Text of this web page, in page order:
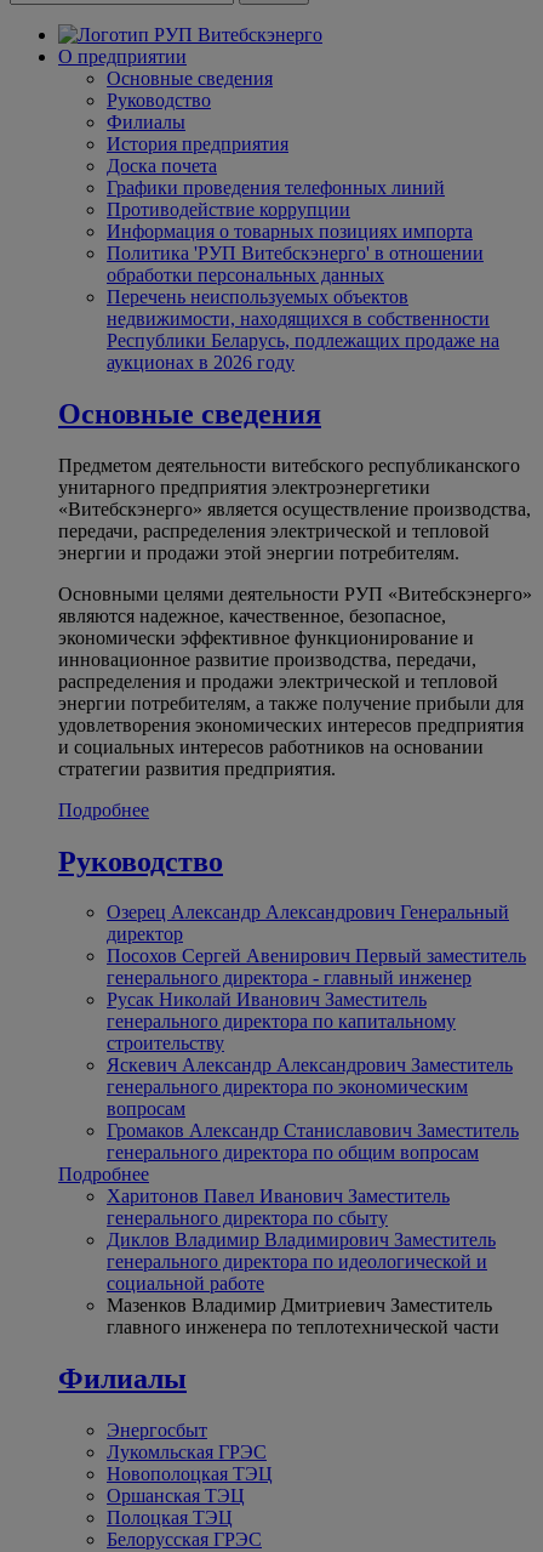
О предприятии
Основные сведения
Руководство
Филиалы
История предприятия
Доска почета
Графики проведения телефонных линий
Противодействие коррупции
Информация о товарных позициях импорта
Политика 'РУП Витебскэнерго' в отношении
обработки персональных данных
Перечень неиспользуемых объектов
недвижимости, находящихся в собственности
Республики Беларусь, подлежащих продаже на
аукционах в 2026 году
Основные сведения
Предметом деятельности витебского республиканского
унитарного предприятия электроэнергетики
«Витебскэнерго» является осуществление производства,
передачи, распределения электрической и тепловой
энергии и продажи этой энергии потребителям.
Основными целями деятельности РУП «Витебскэнерго»
являются надежное, качественное, безопасное,
экономически эффективное функционирование и
инновационное развитие производства, передачи,
распределения и продажи электрической и тепловой
энергии потребителям, а также получение прибыли для
удовлетворения экономических интересов предприятия
и социальных интересов работников на основании
стратегии развития предприятия.
Подробнее
Руководство
Озерец Александр Александрович Генеральный
директор
Посохов Сергей Авенирович Первый заместитель
генерального директора - главный инженер
Русак Николай Иванович Заместитель
генерального директора по капитальному
строительству
Яскевич Александр Александрович Заместитель
генерального директора по экономическим
вопросам
Громаков Александр Станиславович Заместитель
генерального директора по общим вопросам
Подробнее
Харитонов Павел Иванович Заместитель
генерального директора по сбыту
Диклов Владимир Владимирович Заместитель
генерального директора по идеологической и
социальной работе
Мазенков Владимир Дмитриевич Заместитель
главного инженера по теплотехнической части
Филиалы
Энергосбыт
Лукомльская ГРЭС
Новополоцкая ТЭЦ
Оршанская ТЭЦ
Полоцкая ТЭЦ
Белорусская ГРЭС